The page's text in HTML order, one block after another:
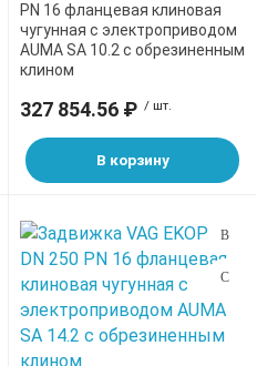
PN 16 фланцевая клиновая
чугунная с электроприводом
AUMA SA 10.2 с обрезиненным
клином
327 854.56 ₽ / шт.
В корзину